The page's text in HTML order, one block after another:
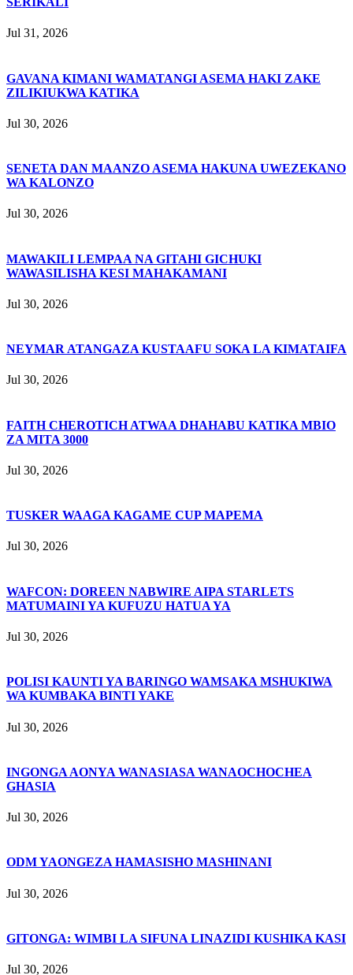
Jul 31, 2026
GAVANA KIMANI WAMATANGI ASEMA HAKI ZAKE
ZILIKIUKWA KATIKA
Jul 30, 2026
SENETA DAN MAANZO ASEMA HAKUNA UWEZEKANO
WA KALONZO
Jul 30, 2026
MAWAKILI LEMPAA NA GITAHI GICHUKI
WAWASILISHA KESI MAHAKAMANI
Jul 30, 2026
NEYMAR ATANGAZA KUSTAAFU SOKA LA KIMATAIFA
Jul 30, 2026
FAITH CHEROTICH ATWAA DHAHABU KATIKA MBIO
ZA MITA 3000
Jul 30, 2026
TUSKER WAAGA KAGAME CUP MAPEMA
Jul 30, 2026
WAFCON: DOREEN NABWIRE AIPA STARLETS
MATUMAINI YA KUFUZU HATUA YA
Jul 30, 2026
POLISI KAUNTI YA BARINGO WAMSAKA MSHUKIWA
WA KUMBAKA BINTI YAKE
Jul 30, 2026
INGONGA AONYA WANASIASA WANAOCHOCHEA
GHASIA
Jul 30, 2026
ODM YAONGEZA HAMASISHO MASHINANI
Jul 30, 2026
GITONGA: WIMBI LA SIFUNA LINAZIDI KUSHIKA KASI
Jul 30, 2026